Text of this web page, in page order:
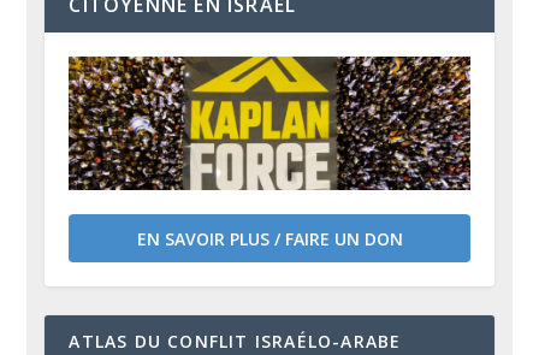
EN SAVOIR PLUS / FAIRE UN DON
ATLAS DU CONFLIT ISRAÉLO-ARABE